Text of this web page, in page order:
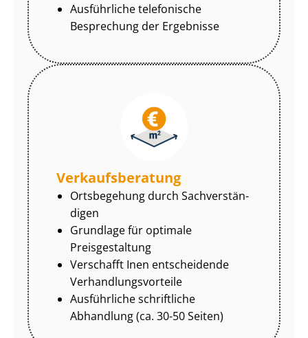
Ausführliche telefonische
Besprechung der Ergebnisse
Ver­kaufs­be­ra­tung
Ortsbegehung durch Sach­ver­stän­
di­gen
Grundlage für optimale
Preisgestaltung
Verschafft Inen entscheidende
Ver­hand­lungs­vor­tei­le
Ausführliche schriftliche
Abhandlung (ca. 30-50 Seiten)